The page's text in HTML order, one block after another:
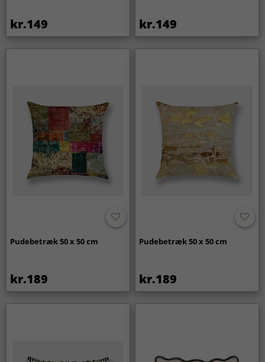
kr.149 kr.149
Pudebetræk 50 x 50 cm
kr.189
Pudebetræk 50 x 50 cm
kr.189